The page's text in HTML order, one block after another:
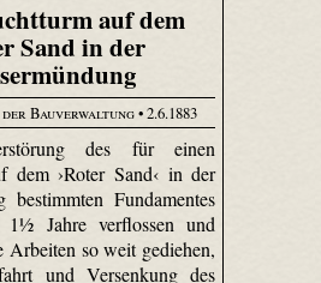
auf dem
Sand in der
Bauverwaltung• 2.6.1883
des für einen
dem ›Roter Sand‹ in der
bestimmten Fundamentes
1½ Jahre verflossen und
Arbeiten so weit gediehen,
und Versenkung des